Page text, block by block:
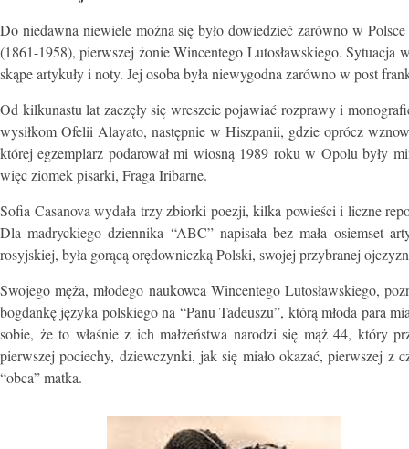
Do niedawna niewiele można się było dowiedzieć zarówno w
(1861-1958), pierwszej żonie Wincentego Lutosławskiego.
skąpe artykuły i noty. Jej osoba była niewygodna zarówno w post
Od kilkunastu lat zaczęły się wreszcie pojawiać rozprawy i
wysiłkom Ofelii Alayato, następnie w Hiszpanii, gdzie oprócz
której egzemplarz podarował mi wiosną 1989 roku w Opolu były
więc ziomek pisarki, Fraga Iribarne.
Sofia Casanova wydała trzy zbiorki poezji, kilka powieści i liczne
Dla madryckiego dziennika “ABC” napisała bez mała osiemset
rosyjskiej, była gorącą orędowniczką Polski, swojej przybranej
Swojego męża, młodego naukowca Wincentego Lutosławskiego,
bogdankę języka polskiego na “Panu Tadeuszu”, którą młoda para
sobie, że to właśnie z ich małżeństwa narodzi się mąż 44, który
pierwszej pociechy, dziewczynki, jak się miało okazać, pierwszej z
“obca” matka.